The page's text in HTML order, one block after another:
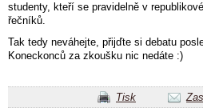
studenty, kteří se pravidelně v
řečníků.
Tak tedy neváhejte, přijďte si debatu
Koneckonců za zkoušku nic nedáte :)
Tisk